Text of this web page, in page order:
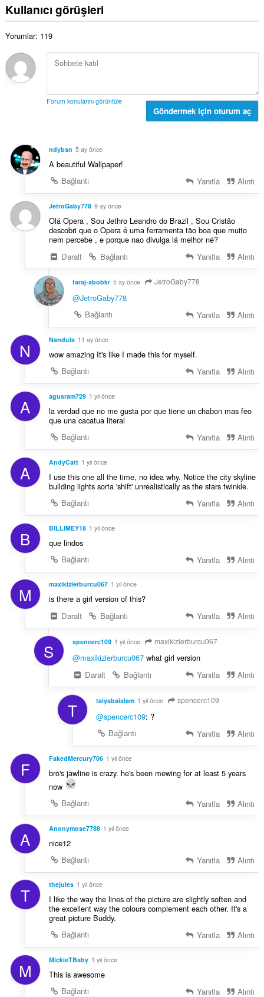
Kullanıcı görüşleri
Yorumlar: 119
Forum konularını görüntüle
Göndermek için oturum aç
ndybsn 5 ay önce
A beautiful Wallpaper!
Bağlantı
Yanıtla Alıntı
JetroGaby778 9 ay önce
Olá Opera , Sou Jethro Leandro do Brazil , Sou Cristão
descobri que o Opera é uma ferramenta tão boa que muito
nem percebe , e porque nao divulga lá melhor né?
Daralt
Bağlantı Yanıtla Alıntı
faraj-abobkr 5 ay önce JetroGaby778
@JetroGaby778
Bağlantı
Yanıtla Alıntı
N Nandula 11 ay önce
wow amazing It's like I made this for myself.
Bağlantı
Yanıtla Alıntı
A agusram729 1 yıl önce
la verdad que no me gusta por que tiene un chabon mas feo
que una cacatua literal
Bağlantı
Yanıtla Alıntı
A AndyCatt 1 yıl önce
I use this one all the time, no idea why. Notice the city skyline
building lights sorta 'shift' unrealistically as the stars twinkle.
Bağlantı
Yanıtla Alıntı
B BILLIMEY18 1 yıl önce
que lindos
Bağlantı
Yanıtla Alıntı
M maxikizlerburcu067 1 yıl önce
is there a girl version of this?
Daralt
Bağlantı Yanıtla Alıntı
S spencerc109 1 yıl önce maxikizlerburcu067
@maxikizlerburcu067what girl version
Daralt
Bağlantı Yanıtla Alıntı
T taiyabaislam 1 yıl önce spencerc109
@spencerc109: ?
Bağlantı
Yanıtla Alıntı
F FakedMercury706 1 yıl önce
bro's jawline is crazy. he's been mewing for at least 5 years
now
Bağlantı
Yanıtla Alıntı
A Anonymose7788 1 yıl önce
nice12
Bağlantı
Yanıtla Alıntı
T thejules 1 yıl önce
I like the way the lines of the picture are slightly soften and
the excellent way the colours complement each other. It's a
great picture Buddy.
Bağlantı
Yanıtla Alıntı
M MickieTBaby 1 yıl önce
This is awesome
Bağlantı
Yanıtla Alıntı